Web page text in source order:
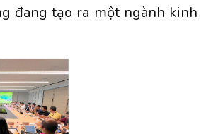
đang tạo ra một ngành kinh